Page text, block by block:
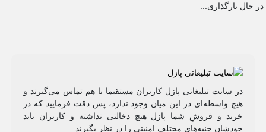
در حال بارگذاری...
در سایت تبلیغاتی پازل کاربران مستقیما با هم تماس می‌گیرند و
هیچ واسطه‌ای در این میان وجود ندارد، پس دقت فرمایید که در
خرید و فروشِ شما پازل هیچ دخالتی نداشته و کاربران باید
خودشان جنبه‌های مختلف امنیتی را در نظر بگیرند.